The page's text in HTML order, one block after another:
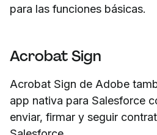
para las funciones básicas.
Acrobat Sign
Acrobat Sign de Adobe
app nativa para Salesforce
enviar, firmar y seguir